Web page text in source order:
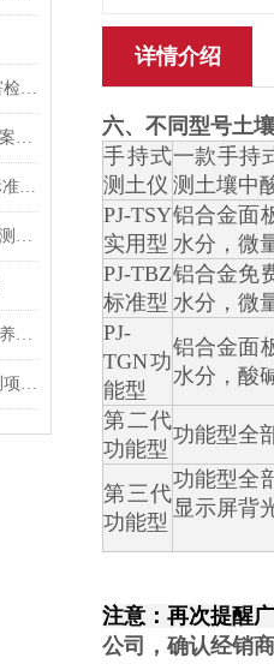
PJ-BCH农资店便携式植物病虫害检测仪器 瓜果蔬菜病虫害诊断设备
农业试验中心实验室整体建设方案（舒享版）
山西一合作社采购我司PJ-TBZ标准型土壤化肥测试仪器
便携式无机化学肥料质量分数检测仪器
便携式植物营养测定仪农林作物养分监测优选设备
手持式叶绿素速测仪怎么样 检测项目准确与否
详情介绍
六、不同型号土
手持式
测土仪
一款手持
测土壤中
PJ-TSY
实用型
铝合金面
水分，微
PJ-TBZ
标准型
铝合金免
水分，微
PJ-
TGN功
能型
铝合金面
水分，酸
第二代
功能型
功能型全
第三代
功能型
功能型全
显示屏背
注意：再次提醒
公司，确认经销